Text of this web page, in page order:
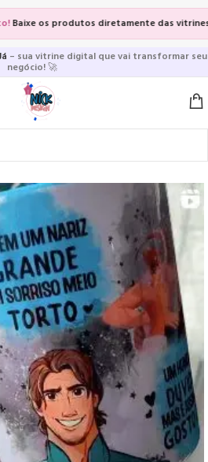
os produtos diretamente das vitrines e
– sua vitrine digital que vai transformar seu
negócio!🚀